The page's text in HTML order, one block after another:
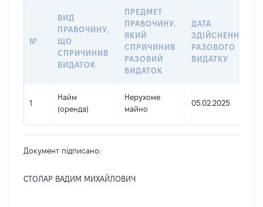
№
ВИД
ПРАВОЧИНУ,
ЩО
СПРИЧИНИВ
ВИДАТОК
ПРЕДМЕТ
ПРАВОЧИНУ,
ЯКИЙ
СПРИЧИНИВ
РАЗОВИЙ
ВИДАТОК
ДАТА
ЗДІЙСНЕННЯ
РАЗОВОГО
ВИДАТКУ
1
Найм
(оренда)
Нерухоме
майно
05.02.2025
Документ підписано:
СТОЛАР ВАДИМ МИХАЙЛОВИЧ